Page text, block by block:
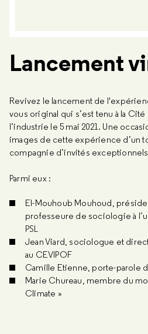
Lancement
Revivez le lancement de
vous original qui s’est tenu à la
l’industrie le 5 mai 2021. Une
images de cette expérience d’un
compagnie d’invités
Parmi eux :
El-Mouhoub Mouhoud,
professeure de sociologie à
PSL
Jean Viard, sociologue et
au CEVIPOF
Camille Etienne, porte-parole
Marie Chureau, membre du
Climate »